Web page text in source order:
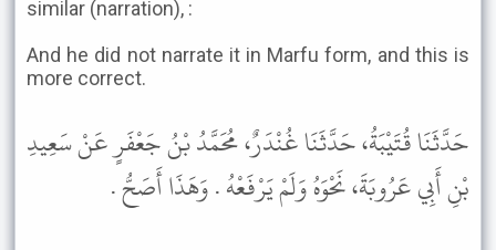
similar (narration), :
And he did not narrate it in Marfu form, and this is
more correct.
حَدَّثَنَا قُتَيْبَةُ، حَدَّثَنَا غُنْدَرٌ، مُحَمَّدُ بْنُ جَعْفَرٍ عَنْ سَعِيدِ
بْنِ أَبِي عَرُوبَةَ، نَحْوَهُ وَلَمْ يَرْفَعْهُ . وَهَذَا أَصَحُّ .